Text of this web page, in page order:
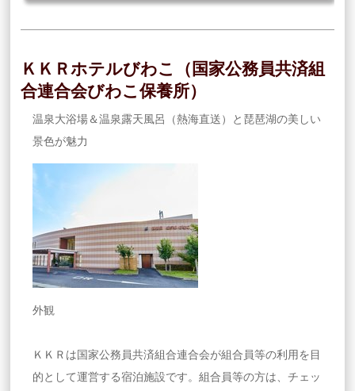
ＫＫＲホテルびわこ（国家公務員共済組
合連合会びわこ保養所）
温泉大浴場＆温泉露天風呂（熱海直送）と琵琶湖の美しい
景色が魅力
外観
ＫＫＲは国家公務員共済組合連合会が組合員等の利用を目
的として運営する宿泊施設です。組合員等の方は、チェッ